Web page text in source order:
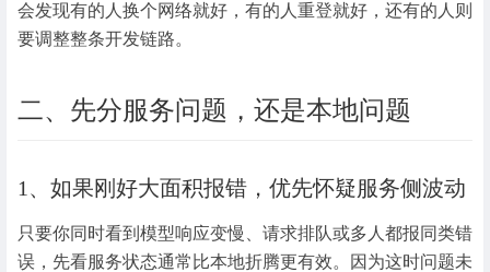
会发现有的人换个网络就好，有的人重登就好，还有的人则
要调整整条开发链路。
二、先分服务问题，还是本地问题
1、如果刚好大面积报错，优先怀疑服务侧波动
只要你同时看到模型响应变慢、请求排队或多人都报同类错
误，先看服务状态通常比本地折腾更有效。因为这时问题未